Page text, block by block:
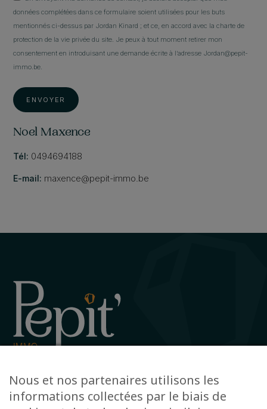
données complétées dans ce formulaire soient utilisées pour les buts
mentionnés ci-dessus par Jordan Kinard ; et ce, en accord avec la charte de
protection de la vie privée du site. Je peux à tout moment retirer mon
consentement en introduisant une demande écrite à l’adresse Jordan@pepit-
immo.be.
ENVOYER
Noel Maxence
Tél: 0494694188
E-mail: maxence@pepit-immo.be
+32 63 78 51 51
info@pepit-immo.be
Nous et nos partenaires utilisons les
informations collectées par le biais de